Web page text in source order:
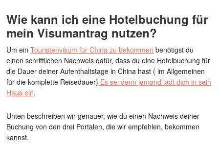
Wie kann ich eine Hotelbuchung für
mein Visumantrag nutzen?
Um einTouristenvisum für China zu bekommen benötigst du
einen schriftlichen Nachweis dafür, dass du eine Hotelbuchung für
die Dauer deiner Aufenthaltstage in China hast ( im Allgemeinen
für die komplette Reisedauer) Es sei denn jemand lädt dich in sein
Haus ein.
Unten beschreiben wir genauer, wie du einen Nachweis deiner
Buchung von den drei Portalen, die wir empfehlen, bekommen
kannst.